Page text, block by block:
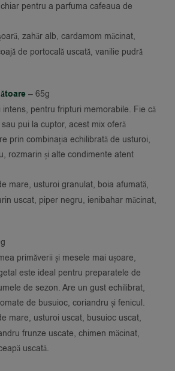
pentru a parfuma cafeaua de
zahăr alb, cardamom măcinat,
de portocală uscată, vanilie pudră
– 65g
intens, pentru fripturi memorabile. Fie că
pui la cuptor, acest mix oferă
prin combinația echilibrată de usturoi,
rozmarin și alte condimente atent
mare, usturoi granulat, boia afumată,
uscat, piper negru, ienibahar măcinat,
primăverii și mesele mai ușoare,
este ideal pentru preparatele de
de sezon. Are un gust echilibrat,
de busuioc, coriandru și fenicul.
mare, usturoi uscat, busuioc uscat,
frunze uscate, chimen măcinat,
uscată.